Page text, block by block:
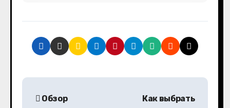
Н
Обзор
Как выбрать